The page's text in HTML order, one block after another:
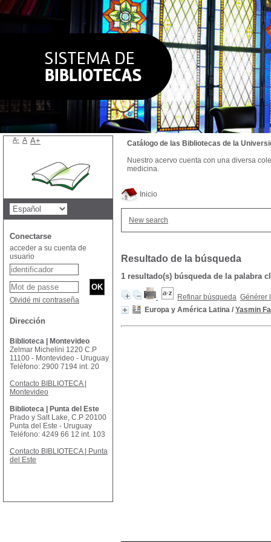
Inicio
New search
Resultado de la búsqueda
1 resultado(s) búsqueda de la palabra
Refinar búsqueda Générer
Europa y América Latina / Yasmin
Catálogo de las Bibliotecas de la
Nuestro acervo cuenta con una diversa
medicina.
A- A A+
Conectarse
acceder a su cuenta de
usuario
Olvidé mi contraseña
Dirección
Biblioteca | Montevideo
Zelmar Michelini 1220 C.P
11100 - Montevideo - Uruguay
Teléfono: 2900 7194 int. 20
Contacto BIBLIOTECA |
Montevideo
Biblioteca | Punta del Este
Prado y Salt Lake, C.P 20100
Punta del Este - Uruguay
Teléfono: 4249 66 12 int. 103
Contacto BIBLIOTECA | Punta
del Este